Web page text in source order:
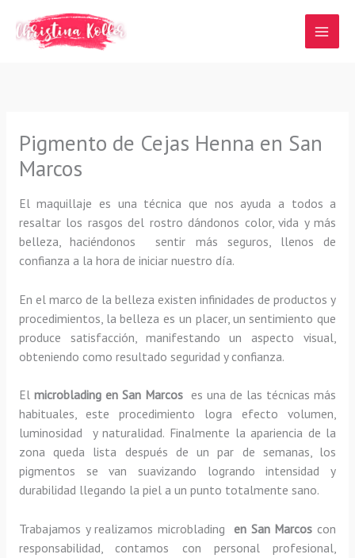
contenido
Pigmento de Cejas Henna en San
Marcos
El maquillaje es una técnica que nos ayuda a todos a
resaltar los rasgos del rostro dándonos color, vida y más
belleza, haciéndonos sentir más seguros, llenos de
confianza a la hora de iniciar nuestro día.
En el marco de la belleza existen infinidades de productos y
procedimientos, la belleza es un placer, un sentimiento que
produce satisfacción, manifestando un aspecto visual,
obteniendo como resultado seguridad y confianza.
El microblading en San Marcos es una de las técnicas más
habituales, este procedimiento logra efecto volumen,
luminosidad y naturalidad. Finalmente la apariencia de la
zona queda lista después de un par de semanas, los
pigmentos se van suavizando logrando intensidad y
durabilidad llegando la piel a un punto totalmente sano.
Trabajamos y realizamos microblading en San Marcos con
responsabilidad, contamos con personal profesional,